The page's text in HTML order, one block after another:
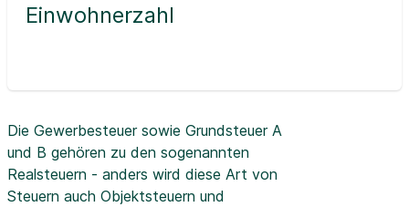
Einwohnerzahl
Die Gewerbesteuer sowie Grundsteuer A
und B gehören zu den sogenannten
Realsteuern - anders wird diese Art von
Steuern auch Objektsteuern und